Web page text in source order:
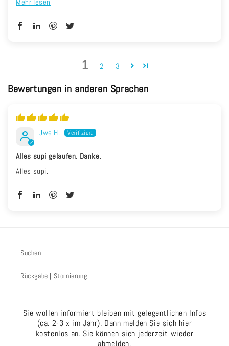
1 2 3
Bewertungen in anderen Sprachen
Uwe H.
Alles supi gelaufen. Danke.
Alles supi.
Suchen
Rückgabe | Stornierung
Sie wollen informiert bleiben mit gelegentlichen Infos
(ca. 2-3 x im Jahr). Dann melden Sie sich hier
kostenlos an. Sie können sich jederzeit wieder
abmelden.